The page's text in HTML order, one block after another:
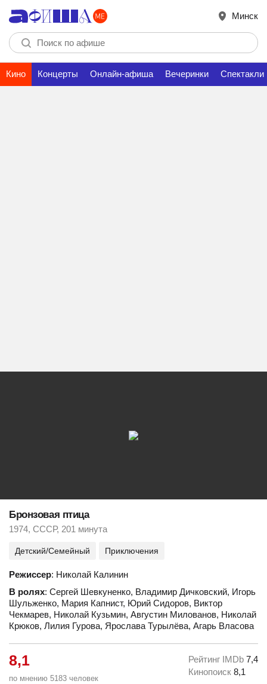
Минск
Кино Концерты Онлайн-афиша Вечеринки Спектакли
Бронзовая птица
1974, СССР, 201 минута
Детский/Семейный Приключения
Режиссер: Николай Калинин
В ролях: Сергей Шевкуненко, Владимир Дичковский, Игорь
Шульженко, Мария Капнист, Юрий Сидоров, Виктор
Чекмарев, Николай Кузьмин, Августин Милованов, Николай
Крюков, Лилия Гурова, Ярослава Турылёва, Агарь Власова
8,1
по мнению 5183 человек
Рейтинг IMDb 7,4
Кинопоиск 8,1